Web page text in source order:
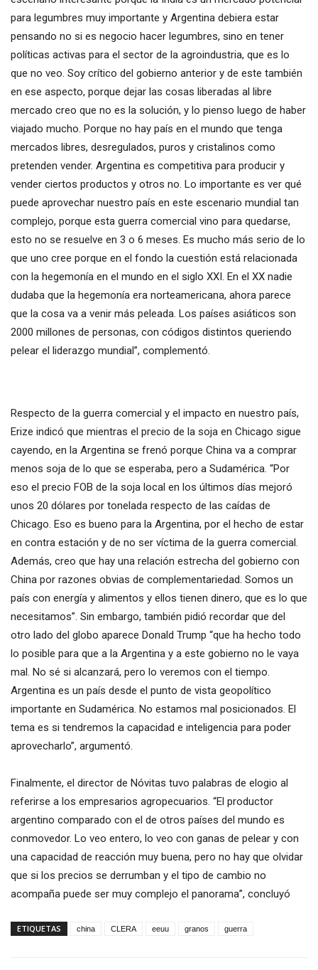
para legumbres muy importante y Argentina debiera estar
pensando no si es negocio hacer legumbres, sino en tener
políticas activas para el sector de la agroindustria, que es lo
que no veo. Soy crítico del gobierno anterior y de este también
en ese aspecto, porque dejar las cosas liberadas al libre
mercado creo que no es la solución, y lo pienso luego de haber
viajado mucho. Porque no hay país en el mundo que tenga
mercados libres, desregulados, puros y cristalinos como
pretenden vender. Argentina es competitiva para producir y
vender ciertos productos y otros no. Lo importante es ver qué
puede aprovechar nuestro país en este escenario mundial tan
complejo, porque esta guerra comercial vino para quedarse,
esto no se resuelve en 3 o 6 meses. Es mucho más serio de lo
que uno cree porque en el fondo la cuestión está relacionada
con la hegemonía en el mundo en el siglo XXI. En el XX nadie
dudaba que la hegemonía era norteamericana, ahora parece
que la cosa va a venir más peleada. Los países asiáticos son
2000 millones de personas, con códigos distintos queriendo
pelear el liderazgo mundial”, complementó.
Respecto de la guerra comercial y el impacto en nuestro país,
Erize indicó que mientras el precio de la soja en Chicago sigue
cayendo, en la Argentina se frenó porque China va a comprar
menos soja de lo que se esperaba, pero a Sudamérica. “Por
eso el precio FOB de la soja local en los últimos días mejoró
unos 20 dólares por tonelada respecto de las caídas de
Chicago. Eso es bueno para la Argentina, por el hecho de estar
en contra estación y de no ser víctima de la guerra comercial.
Además, creo que hay una relación estrecha del gobierno con
China por razones obvias de complementariedad. Somos un
país con energía y alimentos y ellos tienen dinero, que es lo que
necesitamos”. Sin embargo, también pidió recordar que del
otro lado del globo aparece Donald Trump “que ha hecho todo
lo posible para que a la Argentina y a este gobierno no le vaya
mal. No sé si alcanzará, pero lo veremos con el tiempo.
Argentina es un país desde el punto de vista geopolítico
importante en Sudamérica. No estamos mal posicionados. El
tema es si tendremos la capacidad e inteligencia para poder
aprovecharlo”, argumentó.
Finalmente, el director de Nóvitas tuvo palabras de elogio al
referirse a los empresarios agropecuarios. “El productor
argentino comparado con el de otros países del mundo es
conmovedor. Lo veo entero, lo veo con ganas de pelear y con
una capacidad de reacción muy buena, pero no hay que olvidar
que si los precios se derrumban y el tipo de cambio no
acompaña puede ser muy complejo el panorama”, concluyó
ETIQUETAS china CLERA eeuu granos guerra